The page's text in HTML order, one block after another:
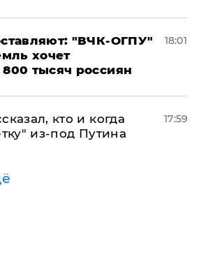
"ВЧК-ОГПУ"
хочет
тысяч россиян
18:01
кто и когда
из-под Путина
17:59